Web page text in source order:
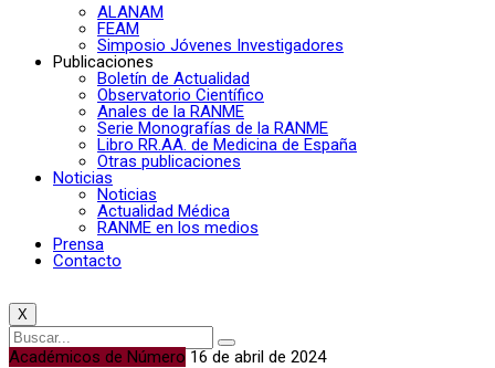
ALANAM
FEAM
Simposio Jóvenes Investigadores
Publicaciones
Boletín de Actualidad
Observatorio Científico
Anales de la RANME
Serie Monografías de la RANME
Libro RR.AA. de Medicina de España
Otras publicaciones
Noticias
Noticias
Actualidad Médica
RANME en los medios
Prensa
Contacto
X
Académicos de Número 16 de abril de 2024